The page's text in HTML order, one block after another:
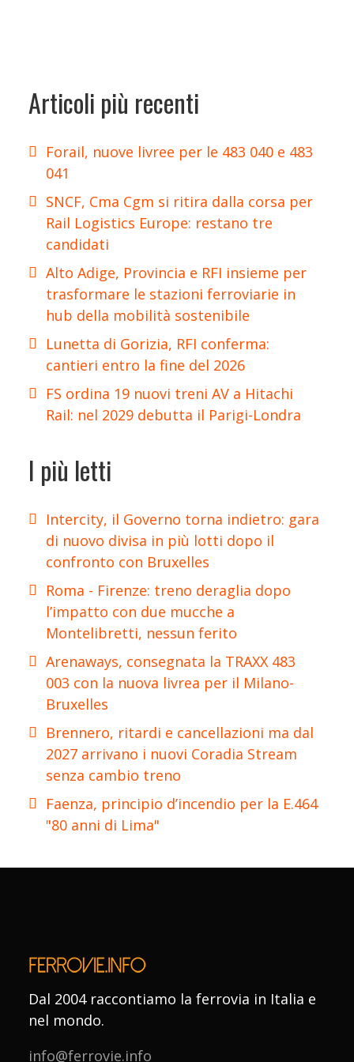
Articoli più recenti
Forail, nuove livree per le 483 040 e 483
041
SNCF, Cma Cgm si ritira dalla corsa per
Rail Logistics Europe: restano tre
candidati
Alto Adige, Provincia e RFI insieme per
trasformare le stazioni ferroviarie in
hub della mobilità sostenibile
Lunetta di Gorizia, RFI conferma:
cantieri entro la fine del 2026
FS ordina 19 nuovi treni AV a Hitachi
Rail: nel 2029 debutta il Parigi-Londra
I più letti
Intercity, il Governo torna indietro: gara
di nuovo divisa in più lotti dopo il
confronto con Bruxelles
Roma - Firenze: treno deraglia dopo
l’impatto con due mucche a
Montelibretti, nessun ferito
Arenaways, consegnata la TRAXX 483
003 con la nuova livrea per il Milano-
Bruxelles
Brennero, ritardi e cancellazioni ma dal
2027 arrivano i nuovi Coradia Stream
senza cambio treno
Faenza, principio d’incendio per la E.464
"80 anni di Lima"
Dal 2004 raccontiamo la ferrovia in Italia e
nel mondo.
info@ferrovie.info